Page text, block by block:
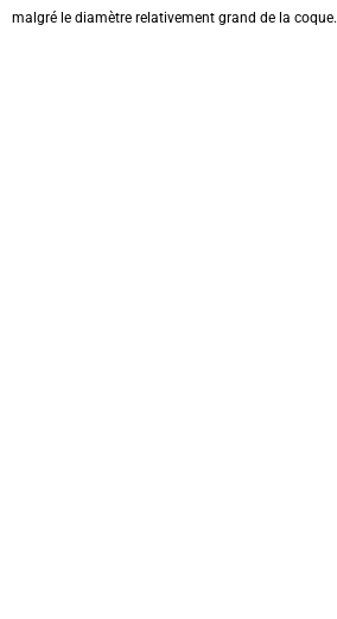
malgré le diamètre relativement grand de la coque.